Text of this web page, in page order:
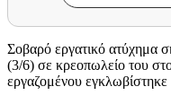
Σοβαρό εργατικό ατύχημα
(3/6) σε κρεοπωλείο του
εργαζομένου